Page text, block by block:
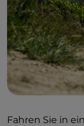
Fahren Sie in